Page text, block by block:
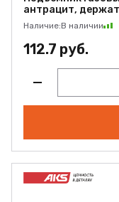
антрацит,
Наличие:В наличии
112.7 руб.